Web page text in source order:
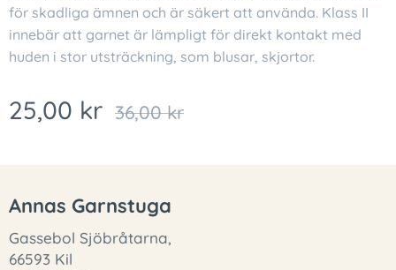
för skadliga ämnen och är säkert att använda. Klass II
innebär att garnet är lämpligt för direkt kontakt med
huden i stor utsträckning, som blusar, skjortor.
25,00 kr 36,00kr
Annas Garnstuga
Gassebol Sjöbråtarna,
66593 Kil